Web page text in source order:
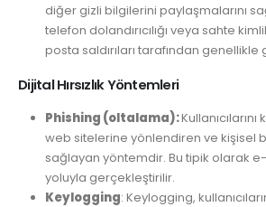
diğer gizli bilgilerini paylaşmalarını
telefon dolandırıcılığı veya sahte
posta saldırıları tarafından
Dijital Hırsızlık Yöntemleri
Phishing (oltalama):
web sitelerine yönlendiren ve kişisel
sağlayan yöntemdir. Bu tipik olarak
yoluyla gerçekleştirilir.
Keylogging: Keylogging,